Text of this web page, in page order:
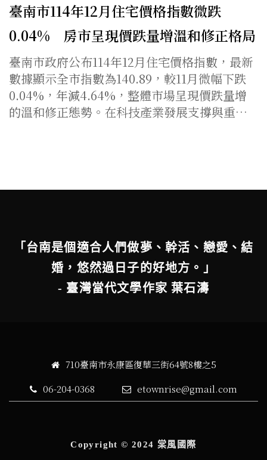
臺南市114年12月住宅價格指數微跌
0.04% 房市呈現價跌量增溫和修正格局
臺南市政府公布114年12月住宅價格指數，最新
數據顯示全市指數為140.89，較11月微幅下跌
0.04%，年減4.64%，整體市場呈現價跌量增
的溫和修正態勢。在科技產業發展支撐與重…
「台南是個適合人們做夢、幹活、戀愛、結
婚，悠然過日子的好地方。」
- 臺灣當代文學作家 葉石濤
710臺南市永康區復華三街64號8樓之5
06-204-0368
etownrise@gmail.com
Copyright © 2024 棠風國際